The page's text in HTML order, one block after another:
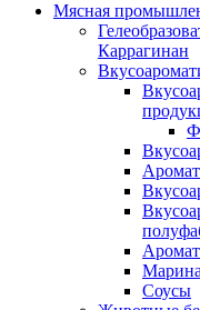
Мясная
Каррагинан
Соусы